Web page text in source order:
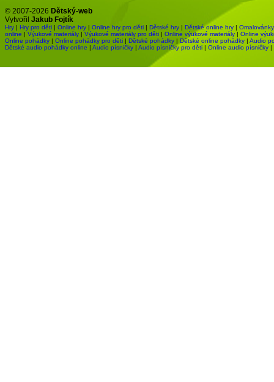
© 2007-2026 Dětský-web
Vytvořil Jakub Fojtík
Hry | Hry pro děti | Online hry | Online hry pro děti | Dětské hry | Dětské online hry | Omalovánky
online | Výukové materiály | Výukové materiály pro děti | Online výukové materiály | Online
Online pohádky | Online pohádky pro děti | Dětské pohádky | Dětské online pohádky | Audio
Dětské audio pohádky online | Audio písničky | Audio písničky pro děti | Online audio písničky |